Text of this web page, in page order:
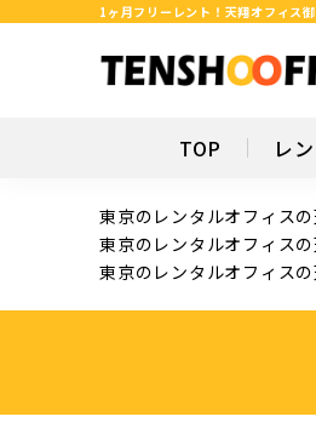
1ヶ月フリーレント！天翔オフィス
TOP レ
東京のレンタルオフィス
東京のレンタルオフィス
東京のレンタルオフィス